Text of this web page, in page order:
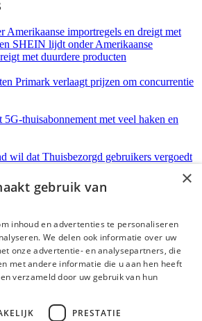
Amerikaanse importregels en dreigt met
SHEIN lijdt onder Amerikaanse
met duurdere producten
Primark verlaagt prijzen om concurrentie
thuisabonnement met veel haken en
wil dat Thuisbezorgd gebruikers vergoedt
reclamesoftware zonder melding
12 II
×
gebruik van
inhoud en advertenties te personaliseren
We delen ook informatie over uw
onze advertentie- en analysepartners, die
met andere informatie die u aan hen heeft
verzameld door uw gebruik van hun
PRESTATIE